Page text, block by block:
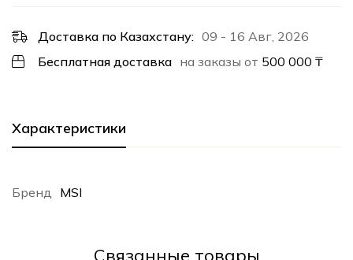
Доставка по Казахстану: 09 - 16 Авг, 2026
Бесплатная доставка на заказы от 500 000 ₸
Характеристики
Бренд MSI
Cвязанные товары